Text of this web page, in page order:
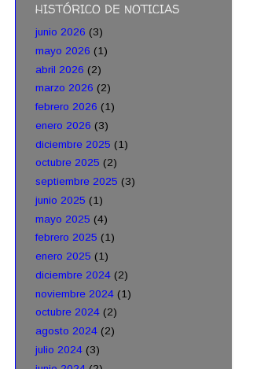
HISTÓRICO DE NOTICIAS
junio 2026 (3)
mayo 2026 (1)
abril 2026 (2)
marzo 2026 (2)
febrero 2026 (1)
enero 2026 (3)
diciembre 2025 (1)
octubre 2025 (2)
septiembre 2025 (3)
junio 2025 (1)
mayo 2025 (4)
febrero 2025 (1)
enero 2025 (1)
diciembre 2024 (2)
noviembre 2024 (1)
octubre 2024 (2)
agosto 2024 (2)
julio 2024 (3)